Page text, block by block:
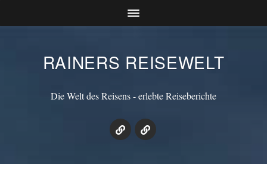
RAINERS REISEWELT
Die Welt des Reisens - erlebte Reiseberichte